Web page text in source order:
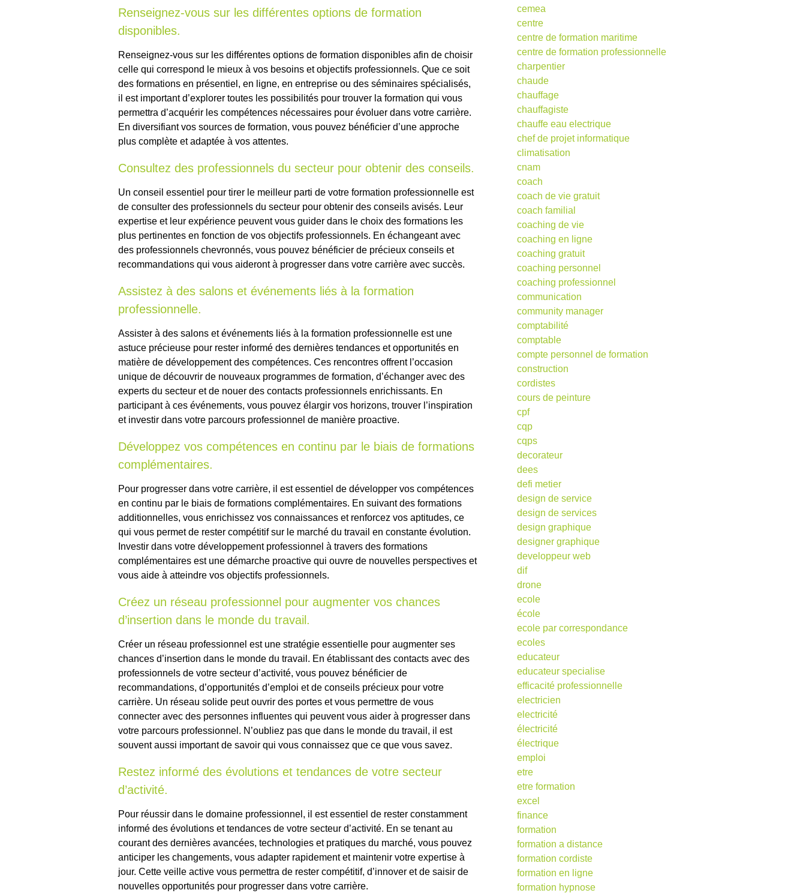
Renseignez-vous sur les différentes options de formation
disponibles.
Renseignez-vous sur les différentes options de formation disponibles afin de choisir
celle qui correspond le mieux à vos besoins et objectifs professionnels. Que ce soit
des formations en présentiel, en ligne, en entreprise ou des séminaires spécialisés,
il est important d’explorer toutes les possibilités pour trouver la formation qui vous
permettra d’acquérir les compétences nécessaires pour évoluer dans votre carrière.
En diversifiant vos sources de formation, vous pouvez bénéficier d’une approche
plus complète et adaptée à vos attentes.
Consultez des professionnels du secteur pour obtenir des conseils.
Un conseil essentiel pour tirer le meilleur parti de votre formation professionnelle est
de consulter des professionnels du secteur pour obtenir des conseils avisés. Leur
expertise et leur expérience peuvent vous guider dans le choix des formations les
plus pertinentes en fonction de vos objectifs professionnels. En échangeant avec
des professionnels chevronnés, vous pouvez bénéficier de précieux conseils et
recommandations qui vous aideront à progresser dans votre carrière avec succès.
Assistez à des salons et événements liés à la formation
professionnelle.
Assister à des salons et événements liés à la formation professionnelle est une
astuce précieuse pour rester informé des dernières tendances et opportunités en
matière de développement des compétences. Ces rencontres offrent l’occasion
unique de découvrir de nouveaux programmes de formation, d’échanger avec des
experts du secteur et de nouer des contacts professionnels enrichissants. En
participant à ces événements, vous pouvez élargir vos horizons, trouver l’inspiration
et investir dans votre parcours professionnel de manière proactive.
Développez vos compétences en continu par le biais de formations
complémentaires.
Pour progresser dans votre carrière, il est essentiel de développer vos compétences
en continu par le biais de formations complémentaires. En suivant des formations
additionnelles, vous enrichissez vos connaissances et renforcez vos aptitudes, ce
qui vous permet de rester compétitif sur le marché du travail en constante évolution.
Investir dans votre développement professionnel à travers des formations
complémentaires est une démarche proactive qui ouvre de nouvelles perspectives et
vous aide à atteindre vos objectifs professionnels.
Créez un réseau professionnel pour augmenter vos chances
d’insertion dans le monde du travail.
Créer un réseau professionnel est une stratégie essentielle pour augmenter ses
chances d’insertion dans le monde du travail. En établissant des contacts avec des
professionnels de votre secteur d’activité, vous pouvez bénéficier de
recommandations, d’opportunités d’emploi et de conseils précieux pour votre
carrière. Un réseau solide peut ouvrir des portes et vous permettre de vous
connecter avec des personnes influentes qui peuvent vous aider à progresser dans
votre parcours professionnel. N’oubliez pas que dans le monde du travail, il est
souvent aussi important de savoir qui vous connaissez que ce que vous savez.
Restez informé des évolutions et tendances de votre secteur
d’activité.
Pour réussir dans le domaine professionnel, il est essentiel de rester constamment
informé des évolutions et tendances de votre secteur d’activité. En se tenant au
courant des dernières avancées, technologies et pratiques du marché, vous pouvez
anticiper les changements, vous adapter rapidement et maintenir votre expertise à
jour. Cette veille active vous permettra de rester compétitif, d’innover et de saisir de
nouvelles opportunités pour progresser dans votre carrière.
cemea
centre
centre de formation maritime
centre de formation professionnelle
charpentier
chaude
chauffage
chauffagiste
chauffe eau electrique
chef de projet informatique
climatisation
cnam
coach
coach de vie gratuit
coach familial
coaching de vie
coaching en ligne
coaching gratuit
coaching personnel
coaching professionnel
communication
community manager
comptabilité
comptable
compte personnel de formation
construction
cordistes
cours de peinture
cpf
cqp
cqps
decorateur
dees
defi metier
design de service
design de services
design graphique
designer graphique
developpeur web
dif
drone
ecole
école
ecole par correspondance
ecoles
educateur
educateur specialise
efficacité professionnelle
electricien
electricité
électricité
électrique
emploi
etre
etre formation
excel
finance
formation
formation a distance
formation cordiste
formation en ligne
formation hypnose